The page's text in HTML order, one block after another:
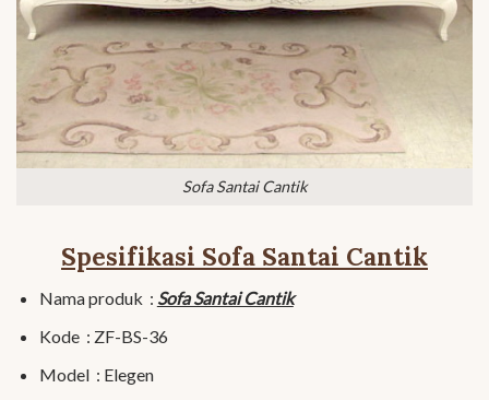
Sofa Santai Cantik
Spesifikasi Sofa Santai Cantik
Nama produk : Sofa Santai Cantik
Kode : ZF-BS-36
Model : Elegen